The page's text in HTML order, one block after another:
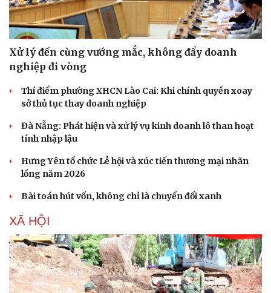
Xử lý đến cùng vướng mắc, không đẩy doanh
nghiệp đi vòng
Thí điểm phường XHCN Lào Cai: Khi chính quyền xoay
sở thủ tục thay doanh nghiệp
Đà Nẵng: Phát hiện và xử lý vụ kinh doanh lô than hoạt
tính nhập lậu
Hưng Yên tổ chức Lễ hội và xúc tiến thương mại nhãn
lồng năm 2026
Bài toán hút vốn, không chỉ là chuyển đổi xanh
XÃ HỘI